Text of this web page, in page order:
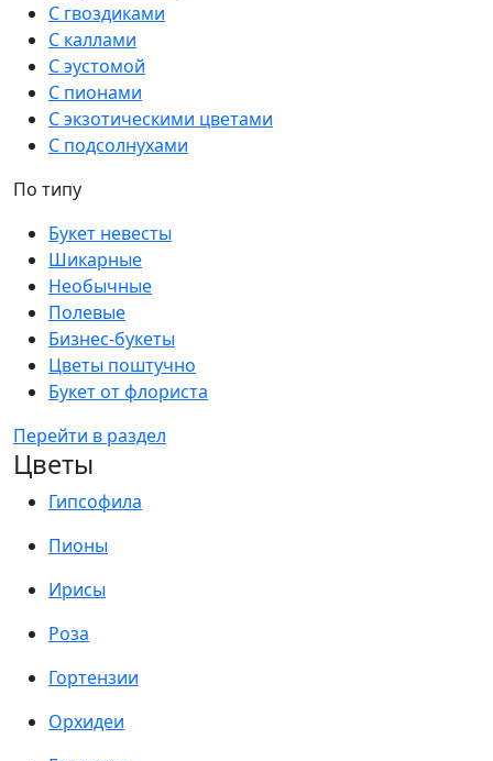
С гвоздиками
С каллами
С эустомой
С пионами
С экзотическими цветами
С подсолнухами
По типу
Букет невесты
Шикарные
Необычные
Полевые
Бизнес-букеты
Цветы поштучно
Букет от флориста
Перейти в раздел
Цветы
Гипсофила
Пионы
Ирисы
Роза
Гортензии
Орхидеи